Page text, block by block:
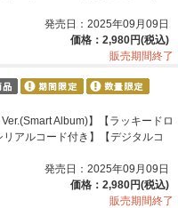
発売日：2025年09月09日
価格：2,980円(税込)
販売期間終了
Album)】【ラッキードロ
アルコード付き】【デジタルコ
発売日：2025年09月09日
価格：2,980円(税込)
販売期間終了